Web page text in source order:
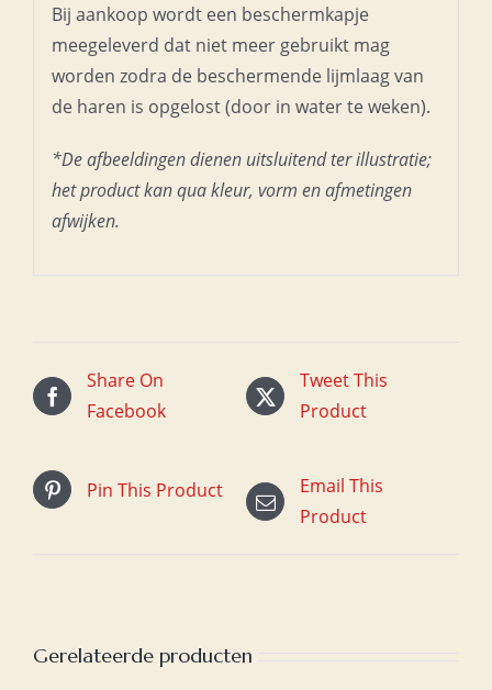
Bij aankoop wordt een beschermkapje
meegeleverd dat niet meer gebruikt mag
worden zodra de beschermende lijmlaag van
de haren is opgelost (door in water te weken).
*De afbeeldingen dienen uitsluitend ter illustratie;
het product kan qua kleur, vorm en afmetingen
afwijken.
Share On
Facebook
Tweet This
Product
Pin This Product
Email This
Product
Gerelateerde producten